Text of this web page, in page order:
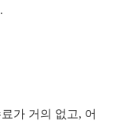
가 거의 없고, 어